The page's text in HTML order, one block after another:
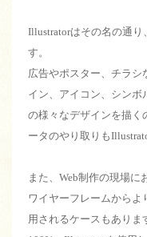
Illustratorはその名の通
す。
広告やポスター、チラ
イン、アイコン、シン
の様々なデザインを描く
ータのやり取りも
また、Web制作の現場に
ワイヤーフレームからよ
用されるケースもあり